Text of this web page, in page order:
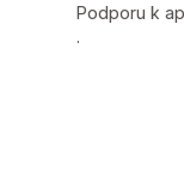
Podporu k
.